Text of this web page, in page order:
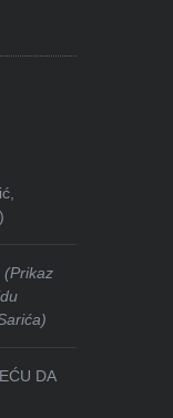
(Prikaz
DA